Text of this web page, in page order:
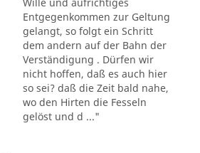
Entgegenkommen zur Geltung
gelangt, so folgt ein Schritt
dem andern auf der Bahn der
Verständigung . Dürfen wir
nicht hoffen, daß es auch hier
so sei? daß die Zeit bald nahe,
wo den Hirten die Fesseln
gelöst und d ..."